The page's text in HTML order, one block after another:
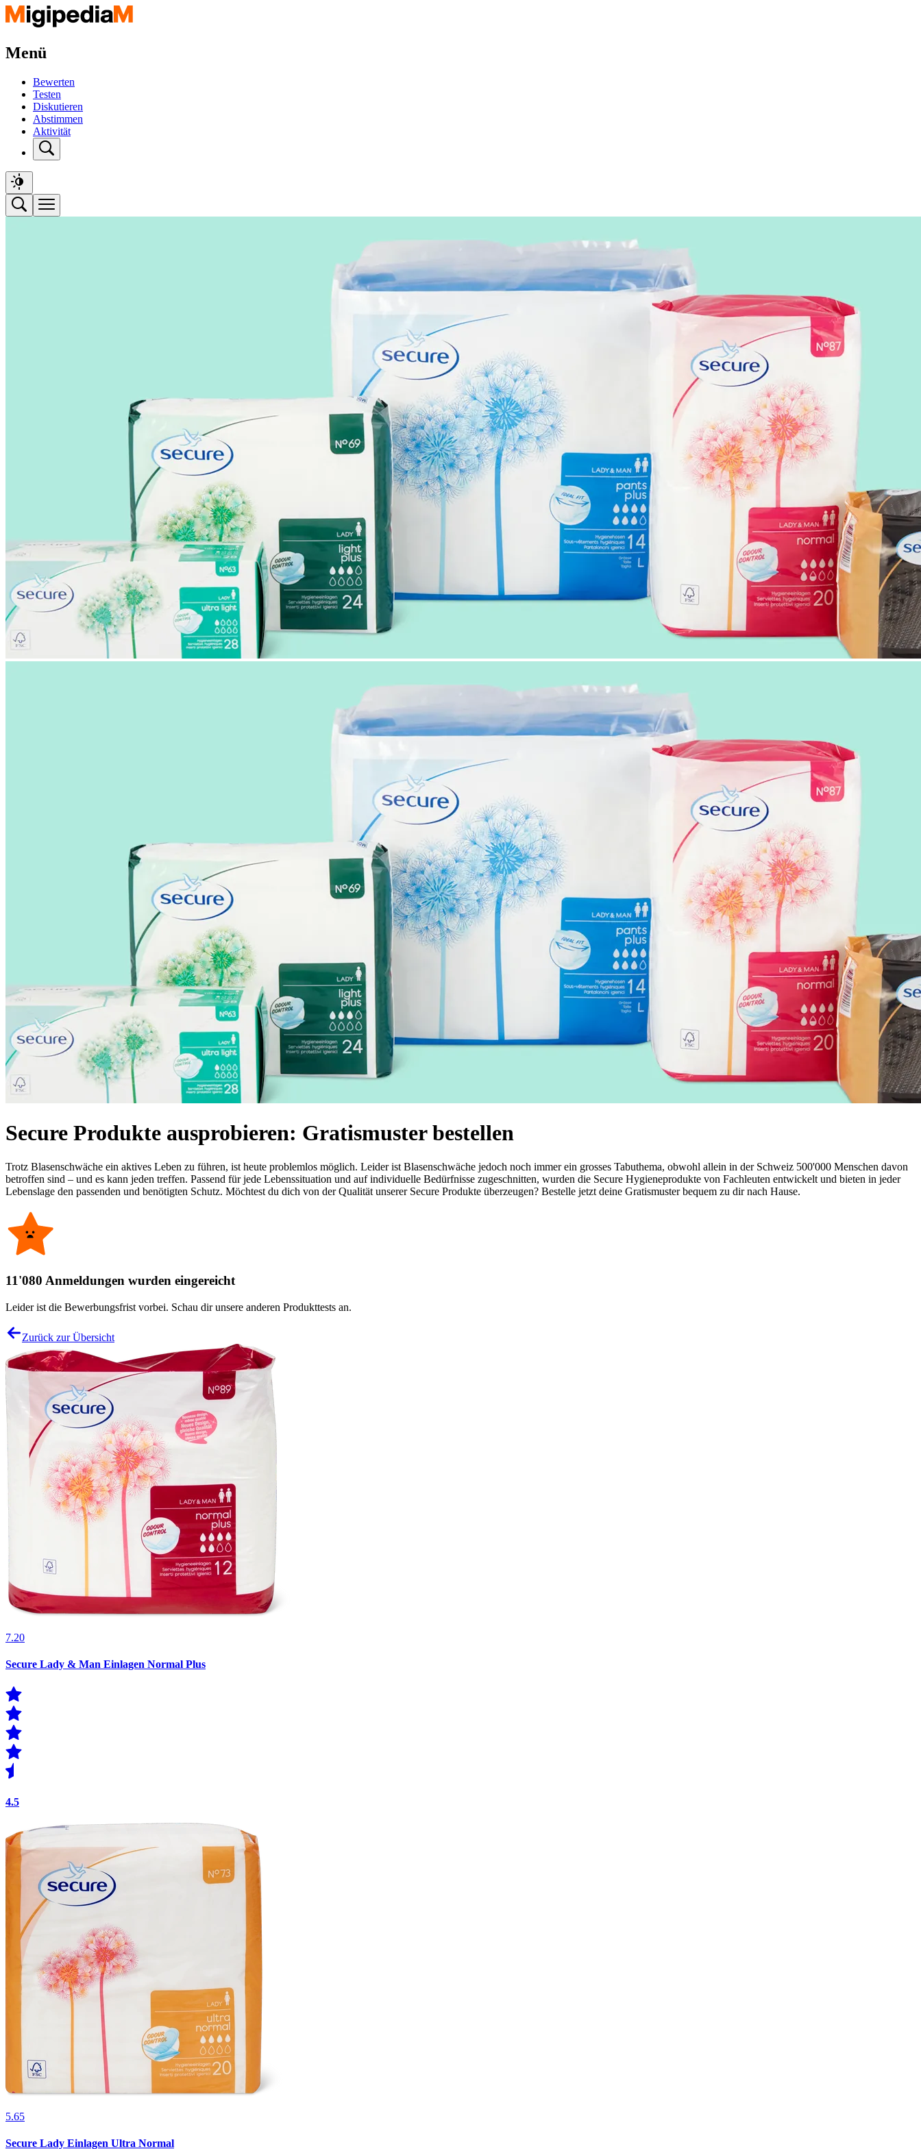
Menü
Bewerten
Testen
Diskutieren
Abstimmen
Aktivität
Secure Produkte ausprobieren: Gratismuster bestellen
Trotz Blasenschwäche ein aktives Leben zu führen, ist heute problemlos möglich. Leider ist Blasenschwäche jedoch noch immer ein grosses Tabuthema, obwohl allein in der Schweiz 500'000 Menschen davon
betroffen sind – und es kann jeden treffen. Passend für jede Lebenssituation und auf individuelle Bedürfnisse zugeschnitten, wurden die Secure Hygieneprodukte von Fachleuten entwickelt und bieten in jeder
Lebenslage den passenden und benötigten Schutz. Möchtest du dich von der Qualität unserer Secure Produkte überzeugen? Bestelle jetzt deine Gratismuster bequem zu dir nach Hause.
11'080 Anmeldungen wurden eingereicht
Leider ist die Bewerbungsfrist vorbei. Schau dir unsere anderen Produkttests an.
Zurück zur Übersicht
7.20
Secure Lady & Man Einlagen Normal Plus
4.5
5.65
Secure Lady Einlagen Ultra Normal